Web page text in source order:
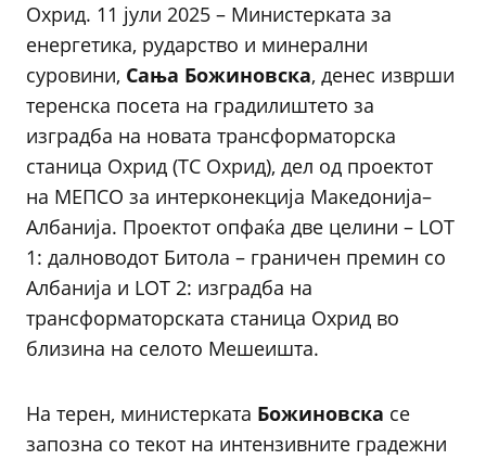
Охрид. 11 јули 2025 – Министерката за
енергетика, рударство и минерални
суровини, Сања Божиновска, денес изврши
теренска посета на градилиштето за
изградба на новата трансформаторска
станица Охрид (ТС Охрид), дел од проектот
на МЕПСО за интерконекција Македонија–
Албанија. Проектот опфаќа две целини – LOT
1: далноводот Битола – граничен премин со
Албанија и LOT 2: изградба на
трансформаторската станица Охрид во
близина на селото Мешеишта.
На терен, министерката Божиновска се
запозна со текот на интензивните градежни